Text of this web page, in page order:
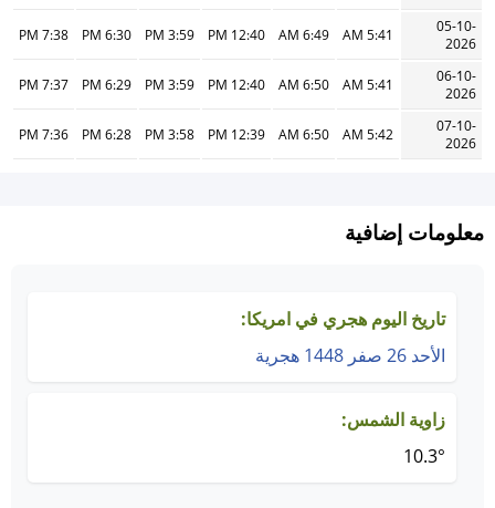
05-10-
2026
5:41 AM
6:49 AM
12:40 PM
3:59 PM
6:30 PM
7:38 PM
06-10-
2026
5:41 AM
6:50 AM
12:40 PM
3:59 PM
6:29 PM
7:37 PM
07-10-
2026
5:42 AM
6:50 AM
12:39 PM
3:58 PM
6:28 PM
7:36 PM
معلومات إضافية
تاريخ اليوم هجري في امريكا:
الأحد 26 صفر 1448 هجرية
زاوية الشمس:
10.3°